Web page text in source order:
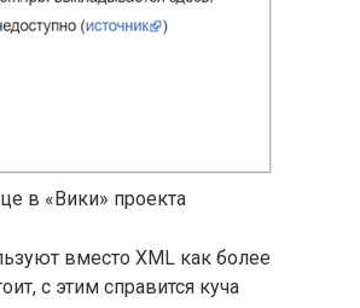
в «Вики» проекта
вместо XML как более
с этим справится куча